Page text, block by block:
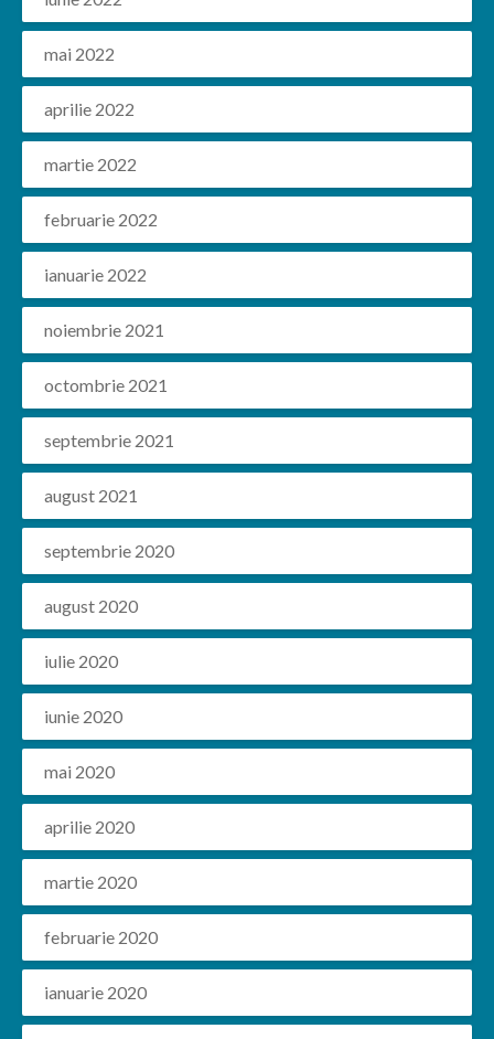
mai 2022
aprilie 2022
martie 2022
februarie 2022
ianuarie 2022
noiembrie 2021
octombrie 2021
septembrie 2021
august 2021
septembrie 2020
august 2020
iulie 2020
iunie 2020
mai 2020
aprilie 2020
martie 2020
februarie 2020
ianuarie 2020